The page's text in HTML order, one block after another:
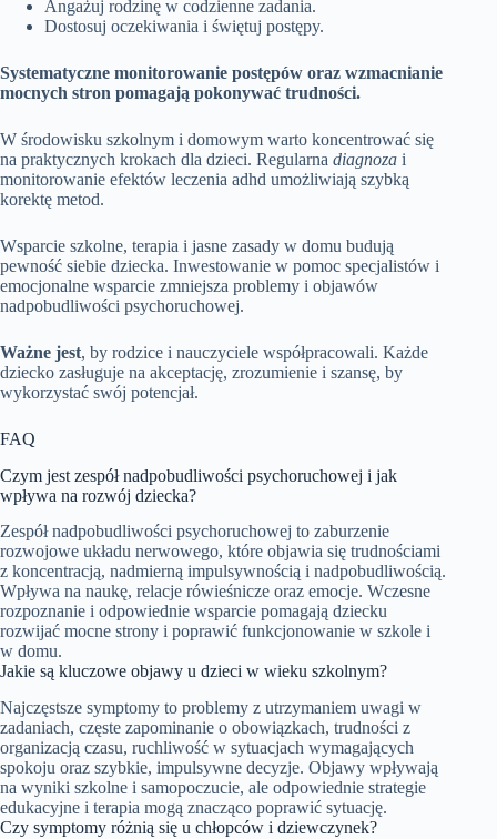
Angażuj rodzinę w codzienne zadania.
Dostosuj oczekiwania i świętuj postępy.
Systematyczne monitorowanie postępów oraz wzmacnianie
mocnych stron pomagają pokonywać trudności.
W środowisku szkolnym i domowym warto koncentrować się
na praktycznych krokach dla dzieci. Regularna diagnoza i
monitorowanie efektów leczenia adhd umożliwiają szybką
korektę metod.
Wsparcie szkolne, terapia i jasne zasady w domu budują
pewność siebie dziecka. Inwestowanie w pomoc specjalistów i
emocjonalne wsparcie zmniejsza problemy i objawów
nadpobudliwości psychoruchowej.
Ważne jest, by rodzice i nauczyciele współpracowali. Każde
dziecko zasługuje na akceptację, zrozumienie i szansę, by
wykorzystać swój potencjał.
FAQ
Czym jest zespół nadpobudliwości psychoruchowej i jak
wpływa na rozwój dziecka?
Zespół nadpobudliwości psychoruchowej to zaburzenie
rozwojowe układu nerwowego, które objawia się trudnościami
z koncentracją, nadmierną impulsywnością i nadpobudliwością.
Wpływa na naukę, relacje rówieśnicze oraz emocje. Wczesne
rozpoznanie i odpowiednie wsparcie pomagają dziecku
rozwijać mocne strony i poprawić funkcjonowanie w szkole i
w domu.
Jakie są kluczowe objawy u dzieci w wieku szkolnym?
Najczęstsze symptomy to problemy z utrzymaniem uwagi w
zadaniach, częste zapominanie o obowiązkach, trudności z
organizacją czasu, ruchliwość w sytuacjach wymagających
spokoju oraz szybkie, impulsywne decyzje. Objawy wpływają
na wyniki szkolne i samopoczucie, ale odpowiednie strategie
edukacyjne i terapia mogą znacząco poprawić sytuację.
Czy symptomy różnią się u chłopców i dziewczynek?